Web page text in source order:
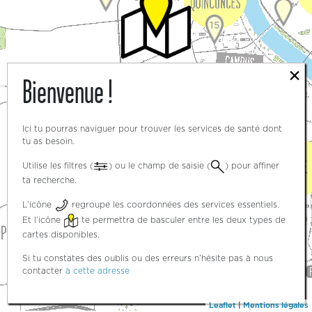
15
3
×
Bienvenue !
Ici tu pourras naviguer pour trouver les services de santé dont
tu as besoin.
Utilise les filtres ( ) ou le champ de saisie (
) pour affiner
ta recherche.
L’icône
regroupe les coordonnées des services essentiels.
Et l’icône
te permettra de basculer entre les deux types de
cartes disponibles.
Si tu constates des oublis ou des erreurs n’hésite pas à nous
contacter à cette adresse
Leaflet|Mentions légales